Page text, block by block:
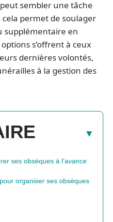
sembler une tâche
cela permet de soulager
supplémentaire en
s’offrent à ceux
dernières volontés,
à la gestion des
ses obsèques à l’avance
organiser ses obsèques